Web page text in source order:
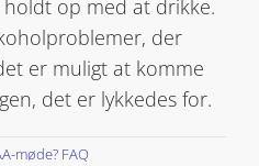
op med at drikke.
der
er muligt at komme
det er lykkedes for.
møde? FAQ